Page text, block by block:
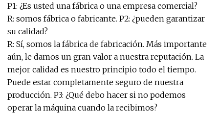
P1: ¿Es usted una fábrica o una empresa comercial?
R: somos fábrica o fabricante. P2: ¿pueden garantizar
su calidad?
R: Sí, somos la fábrica de fabricación. Más importante
aún, le damos un gran valor a nuestra reputación. La
mejor calidad es nuestro principio todo el tiempo.
Puede estar completamente seguro de nuestra
producción. P3: ¿Qué debo hacer si no podemos
operar la máquina cuando la recibimos?